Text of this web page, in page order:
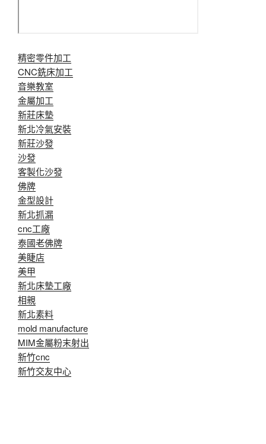
精密零件加工
CNC銑床加工
音樂教室
金屬加工
新莊床墊
新北冷氣安裝
新莊沙發
沙發
客製化沙發
佛牌
金型設計
新北抓漏
cnc工廠
泰國老佛牌
美睫店
美甲
新北床墊工廠
相親
新北素料
mold manufacture
MIM金屬粉末射出
新竹cnc
新竹交友中心